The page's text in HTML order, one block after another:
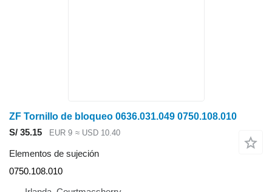
ZF Tornillo de bloqueo 0636.031.049 0750.108.010
S/ 35.15
EUR 9 ≈ USD 10.40
Elementos de sujeción
0750.108.010